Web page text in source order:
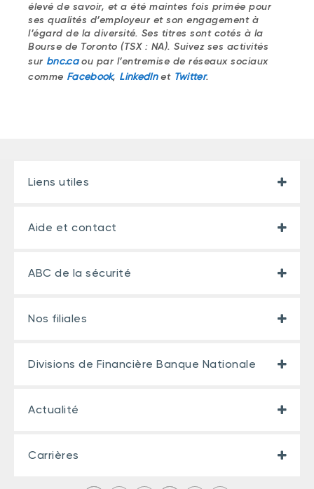
élevé de savoir, et a été maintes fois primée pour
ses qualités d’employeur et son engagement à
l’égard de la diversité. Ses titres sont cotés à la
Bourse de Toronto (TSX : NA). Suivez ses activités
sur bnc.ca ou par l’entremise de réseaux sociaux
comme Facebook, LinkedIn et Twitter.
Liens utiles
Aide et contact
ABC de la sécurité
Nos filiales
Divisions de Financière Banque Nationale
Actualité
Carrières